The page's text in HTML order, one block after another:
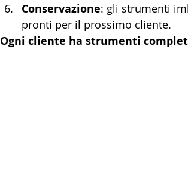
Conservazione: gli strumenti
pronti per il prossimo cliente.
Ogni cliente ha strumenti